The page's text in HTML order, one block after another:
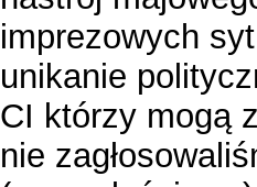
imprezowych
unikanie
CI którzy mogą
nie